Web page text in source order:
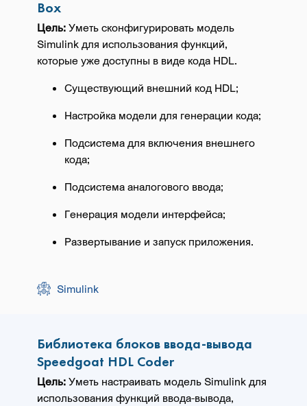
Box
Цель: Уметь сконфигурировать модель
Simulink для использования функций,
которые уже доступны в виде кода HDL.
Существующий внешний код HDL;
Настройка модели для генерации кода;
Подсистема для включения внешнего
кода;
Подсистема аналогового ввода;
Генерация модели интерфейса;
Развертывание и запуск приложения.
Simulink
Библиотека блоков ввода-вывода
Speedgoat HDL Coder
Цель: Уметь настраивать модель Simulink для
использования функций ввода-вывода,